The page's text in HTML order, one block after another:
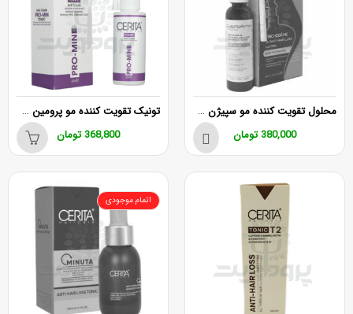
محلول تقویت کننده مو سپیژن مناسب موهای چرب
380,000 تومان
تونیک تقویت كننده مو پرومین سریتا
368,800 تومان
اتمام موجودی